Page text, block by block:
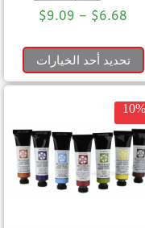
$6.68
–
$9.09
تحديد أحد الخيارات